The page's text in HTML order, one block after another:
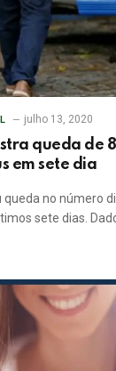
julho 13, 2020
queda de
em sete dia
no número
sete dias.